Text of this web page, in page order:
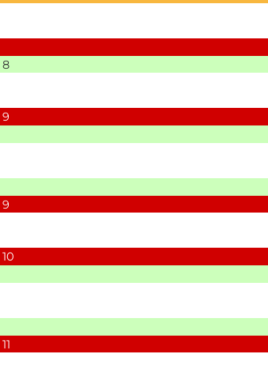
8
9
9
10
11